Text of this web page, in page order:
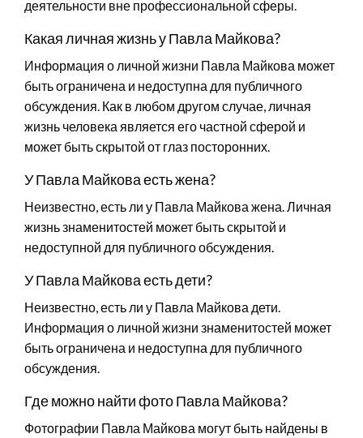
деятельности вне профессиональной сферы.
Какая личная жизнь у Павла Майкова?
Информация о личной жизни Павла Майкова может
быть ограничена и недоступна для публичного
обсуждения. Как в любом другом случае, личная
жизнь человека является его частной сферой и
может быть скрытой от глаз посторонних.
У Павла Майкова есть жена?
Неизвестно, есть ли у Павла Майкова жена. Личная
жизнь знаменитостей может быть скрытой и
недоступной для публичного обсуждения.
У Павла Майкова есть дети?
Неизвестно, есть ли у Павла Майкова дети.
Информация о личной жизни знаменитостей может
быть ограничена и недоступна для публичного
обсуждения.
Где можно найти фото Павла Майкова?
Фотографии Павла Майкова могут быть найдены в